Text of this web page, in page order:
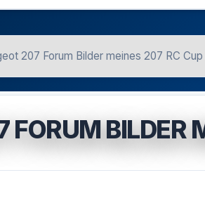
207 Forum Bilder meines 207 RC Cup
FORUM BILDER